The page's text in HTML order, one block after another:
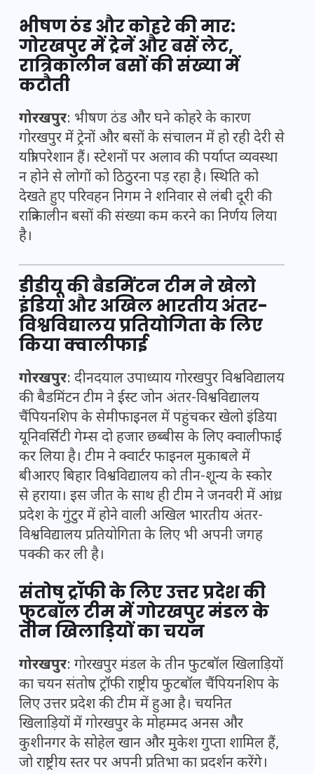
भीषण ठंड और कोहरे की मार:
गोरखपुर में ट्रेनें और बसें लेट,
रात्रिकालीन बसों की संख्या में
कटौती
गोरखपुर: भीषण ठंड और घने कोहरे के कारण
गोरखपुर में ट्रेनों और बसों के संचालन में हो रही देरी से
यात्री परेशान हैं। स्टेशनों पर अलाव की पर्याप्त व्यवस्था
न होने से लोगों को ठिठुरना पड़ रहा है। स्थिति को
देखते हुए परिवहन निगम ने शनिवार से लंबी दूरी की
रात्रिकालीन बसों की संख्या कम करने का निर्णय लिया
है।
डीडीयू की बैडमिंटन टीम ने खेलो
इंडिया और अखिल भारतीय अंतर-
विश्वविद्यालय प्रतियोगिता के लिए
किया क्वालीफाई
गोरखपुर: दीनदयाल उपाध्याय गोरखपुर विश्वविद्यालय
की बैडमिंटन टीम ने ईस्ट जोन अंतर-विश्वविद्यालय
चैंपियनशिप के सेमीफाइनल में पहुंचकर खेलो इंडिया
यूनिवर्सिटी गेम्स दो हजार छब्बीस के लिए क्वालीफाई
कर लिया है। टीम ने क्वार्टर फाइनल मुकाबले में
बीआरए बिहार विश्वविद्यालय को तीन-शून्य के स्कोर
से हराया। इस जीत के साथ ही टीम ने जनवरी में आंध्र
प्रदेश के गुंटुर में होने वाली अखिल भारतीय अंतर-
विश्वविद्यालय प्रतियोगिता के लिए भी अपनी जगह
पक्की कर ली है।
संतोष ट्रॉफी के लिए उत्तर प्रदेश की
फुटबॉल टीम में गोरखपुर मंडल के
तीन खिलाड़ियों का चयन
गोरखपुर: गोरखपुर मंडल के तीन फुटबॉल खिलाड़ियों
का चयन संतोष ट्रॉफी राष्ट्रीय फुटबॉल चैंपियनशिप के
लिए उत्तर प्रदेश की टीम में हुआ है। चयनित
खिलाड़ियों में गोरखपुर के मोहम्मद अनस और
कुशीनगर के सोहेल खान और मुकेश गुप्ता शामिल हैं,
जो राष्ट्रीय स्तर पर अपनी प्रतिभा का प्रदर्शन करेंगे।